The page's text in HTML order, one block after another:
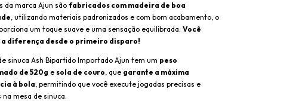
da marca Ajun sãofabricados com madeira de boa
, utilizando materiais padronizados e com bom acabamento, o
um toque suave e uma sensação equilibrada. Você
diferença desde o primeiro disparo!
sinuca Ash Bipartido Importado Ajun tem um peso
de 520g e sola de couro, que garante a máxima
à bola, permitindo que você execute jogadas precisas e
na mesa de sinuca.